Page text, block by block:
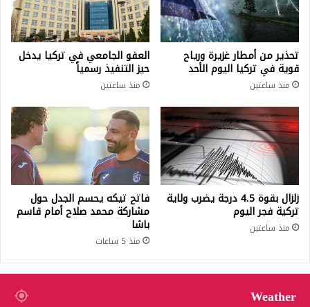
تحذير من أمطار غزيرة ورياح
قوية في تركيا اليوم الأحد
منذ ساعتين
العفو الجامعي في تركيا يدخل
حيز التنفيذ رسمياً
منذ ساعتين
زلزال بقوة 4.5 درجة يضرب ولاية
تركية فجر اليوم
منذ ساعتين
فاتح تيكه يحسم الجدل حول
مشاركة محمد صلاح أمام قاسم
باشا
منذ 5 ساعات
Weather